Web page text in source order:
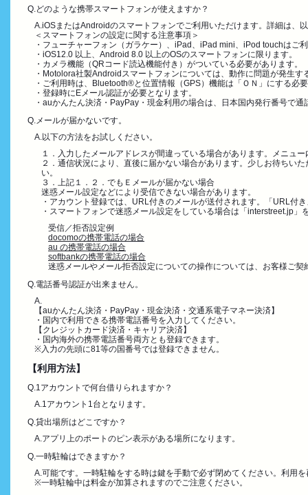
Q.どのような携帯スマートフォンが使えますか？
A.iOSまたはAndroidのスマートフォンでご利用いただけます。詳細は、
＜スマートフォンの設定に関する注意事項＞
・フューチャーフォン（ガラケー）、iPad、iPad mini、iPod touchはご
・iOS12.0 以上、Android 8.0 以上のOSのスマートフォンに限ります。
・カメラ機能（QRコード読込機能付き）がついている必要があります。
・Motolora社製Androidスマートフォンについては、動作に問題が発生
・ご利用時は、Bluetooth®と位置情報（GPS）機能は「ＯＮ」にする必
・登録時にEメール認証が必要となります。
・auかんたん決済・PayPay・現金利用の場合は、日本国内発行番号で
Q.メールが届かないです。
A.以下の方法をお試しください。
１．入力したメールアドレスが間違っている場合があります。メニュ
２．通信状況により、直後に届かない場合があります。少しお待ちい
い。
３．上記１．２．でもＥメールが届かない場合
迷惑メール設定などにより受信できない場合があります。
・アカウント登録では、URL付きのメールが送付されます。「URL付
・スマートフォンで迷惑メール設定をしている場合は「interstreet.jp」
受信／拒否設定例
docomoの携帯電話の場合
au の携帯電話の場合
softbankの携帯電話の場合
迷惑メールやメール拒否設定についての操作については、お客様ご
Q.電話番号認証が出来ません。
A.
【auかんたん決済・PayPay・現金決済・交通系電子マネー決済】
・国内で利用できる携帯電話番号を入力してください。
【クレジットカード決済・キャリア決済】
・国内海外の携帯電話番号両方とも登録できます。
※入力の先頭に81等の国番号では登録できません。
【利用方法】
Q.1アカウントで何台借りられますか？
A.1アカウント1台となります。
Q.貸出場所はどこですか？
A.アプリ上のポートのピン表示がある場所になります。
Q.一時駐輪はできますか？
A.可能です。一時駐輪をする時は鍵を手動で必ず閉めてください。利用
※一時駐輪中は料金が加算されますのでご注意ください。